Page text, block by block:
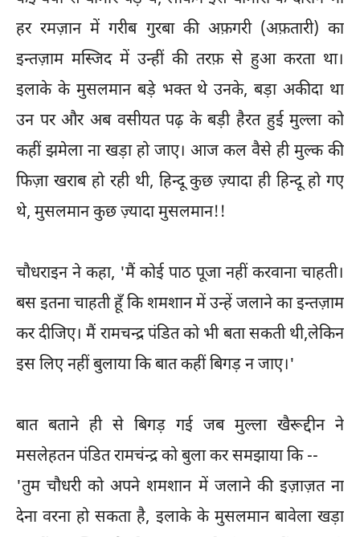
हर रमज़ान में गरीब गुरबा की अफ़गरी (अफ़तारी) का
इन्तज़ाम मस्जिद में उन्हीं की तरफ़ से हुआ करता था।
इलाके के मुसलमान बड़े भक्त थे उनके, बड़ा अकीदा था
उन पर और अब वसीयत पढ़ के बड़ी हैरत हुई मुल्ला को
कहीं झमेला ना खड़ा हो जाए। आज कल वैसे ही मुल्क की
फिज़ा खराब हो रही थी, हिन्दू कुछ ज़्यादा ही हिन्दू हो गए
थे, मुसलमान कुछ ज़्यादा मुसलमान!!
चौधराइन ने कहा, 'मैं कोई पाठ पूजा नहीं करवाना चाहती।
बस इतना चाहती हूँ कि शमशान में उन्हें जलाने का इन्तज़ाम
कर दीजिए। मैं रामचन्द्र पंडित को भी बता सकती थी,लेकिन
इस लिए नहीं बुलाया कि बात कहीं बिगड़ न जाए।'
बात बताने ही से बिगड़ गई जब मुल्ला खैरूद्दीन ने
मसलेहतन पंडित रामचंन्द्र को बुला कर समझाया कि --
'तुम चौधरी को अपने शमशान में जलाने की इज़ाज़त ना
देना वरना हो सकता है, इलाके के मुसलमान बावेला खड़ा